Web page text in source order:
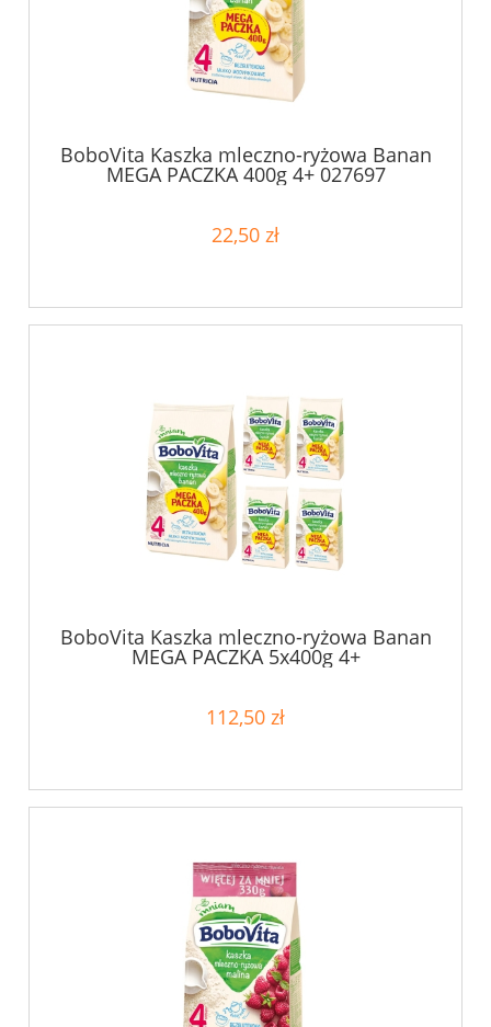
BoboVita Kaszka mleczno-ryżowa Banan
MEGA PACZKA 400g 4+ 027697
22,50 zł
BoboVita Kaszka mleczno-ryżowa Banan
MEGA PACZKA 5x400g 4+
112,50 zł